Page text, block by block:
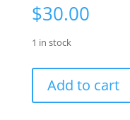
$30.00
1 in stock
quantity
Add to cart